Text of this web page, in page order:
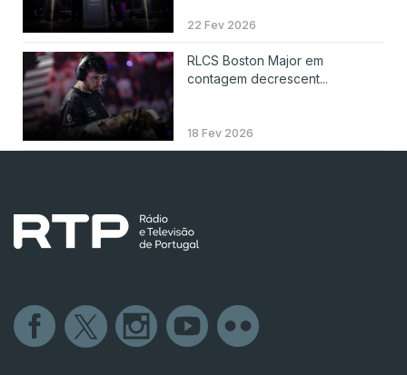
22 Fev 2026
RLCS Boston Major em
contagem decrescent...
18 Fev 2026